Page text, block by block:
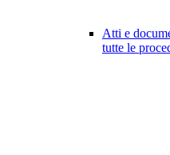
Atti e
tutte le